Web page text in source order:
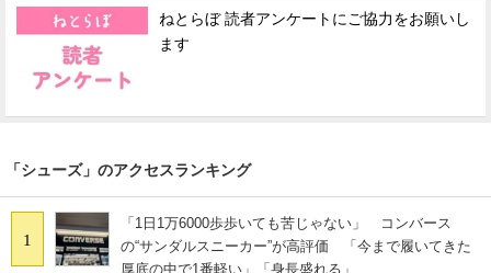
ねとらぼ 読者アンケートにご協力をお願いし
ます
「シューズ」のアクセスランキング
1
「1日1万6000歩歩いても苦じゃない」 コンバース
の“サンダルスニーカー”が高評価 「今まで履いてきた
厚底の中で1番軽い」「身長盛れる」